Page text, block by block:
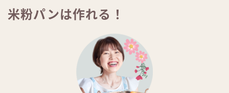
米粉パンは作れる！